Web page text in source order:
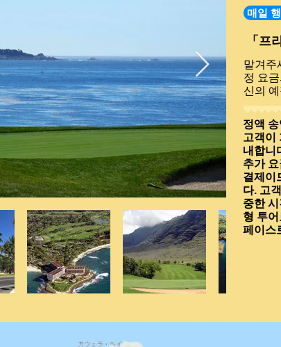
매일
「프
맡겨주
정 요
신의
정액
고객이
내합니
추가
결제이
다. 고
중한
형 투
페이스